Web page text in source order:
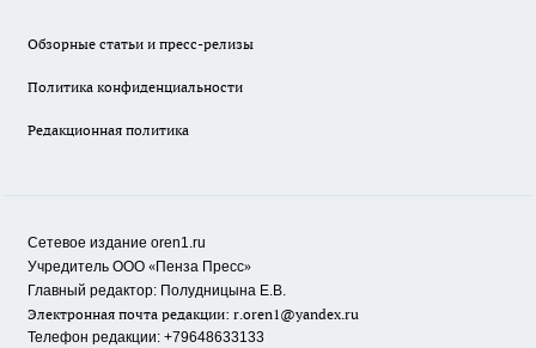
Обзорные статьи и пресс-релизы
Политика конфиденциальности
Редакционная политика
Сетевое издание oren1.ru
Учредитель ООО «Пенза Пресс»
Главный редактор: Полудницына Е.В.
Электронная почта редакции: r.oren1@yandex.ru
Телефон редакции: +79648633133